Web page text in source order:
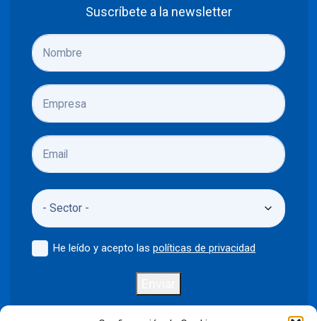
Suscríbete a la newsletter
He leído y acepto laspolíticas de privacidad